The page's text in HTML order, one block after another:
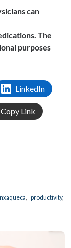
can
The
purposes
LinkedIn
Copy Link
productivity,